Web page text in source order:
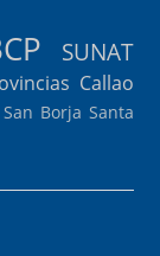
SUNAT
Callao
San Borja Santa